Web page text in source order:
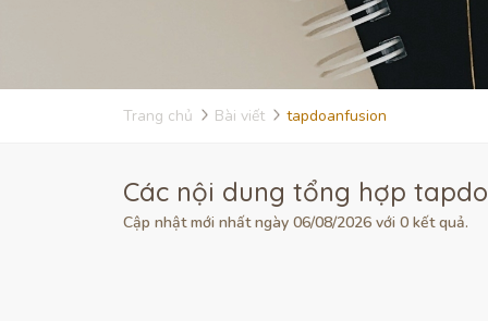
Trang chủ Bài viết tapdoanfusion
Các nội dung tổng hợp
Cập nhật mới nhất ngày 06/08/2026 với 0 kết quả.